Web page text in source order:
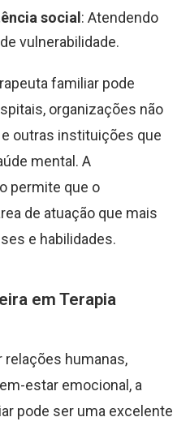
social : Atendendo
vulnerabilidade.
familiar pode
organizações não
outras instituições que
mental. A
permite que o
de atuação que mais
e habilidades.
em Terapia
relações humanas,
estar emocional, a
pode ser uma excelente